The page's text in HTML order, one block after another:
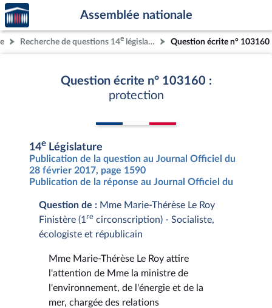
Aller au contenu
Aller en bas de la page
Accèder
à la
page
d'accueil
Assemblée nationale
Recherche de questions 14e législature Question écrite n° 103160
Question écrite n° 103160 :
protection
14e Législature
Publication de la question au Journal Officiel du
28 février 2017, page 1590
Publication de la réponse au Journal Officiel du
Question de : Mme Marie-Thérèse Le Roy
Finistère (1 re circonscription) - Socialiste,
écologiste et républicain
Mme Marie-Thérèse Le Roy attire
l'attention de Mme la ministre de
l'environnement, de l'énergie et de la
mer, chargée des relations